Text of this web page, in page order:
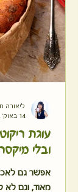
עוגת
ובלי
אפשר גם
ליאורה
14 באוק׳ 2024